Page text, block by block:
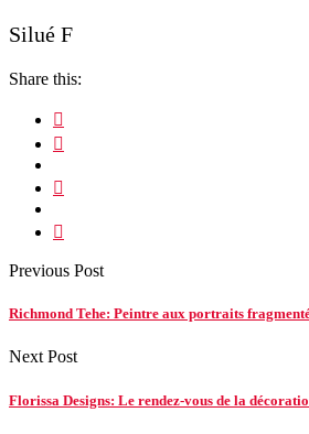
Silué F
Share this:
Previous Post
Richmond Tehe: Peintre aux portraits
Next Post
Florissa Designs: Le rendez-vous de la